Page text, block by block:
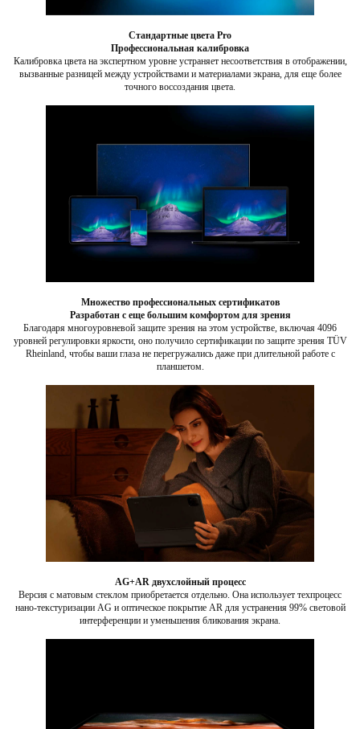
Стандартные цвета Pro
Профессиональная калибровка
Калибровка цвета на экспертном уровне устраняет несоответствия в отображении,
вызванные разницей между устройствами и материалами экрана, для еще более
точного воссоздания цвета.
Множество профессиональных сертификатов
Разработан с еще большим комфортом для зрения
Благодаря многоуровневой защите зрения на этом устройстве, включая 4096
уровней регулировки яркости, оно получило сертификации по защите зрения TÜV
Rheinland, чтобы ваши глаза не перегружались даже при длительной работе с
планшетом.
AG+AR двухслойный процесс
Версия с матовым стеклом приобретается отдельно. Она использует техпроцесс
нано-текстуризации AG и оптическое покрытие AR для устранения 99% световой
интерференции и уменьшения бликования экрана.